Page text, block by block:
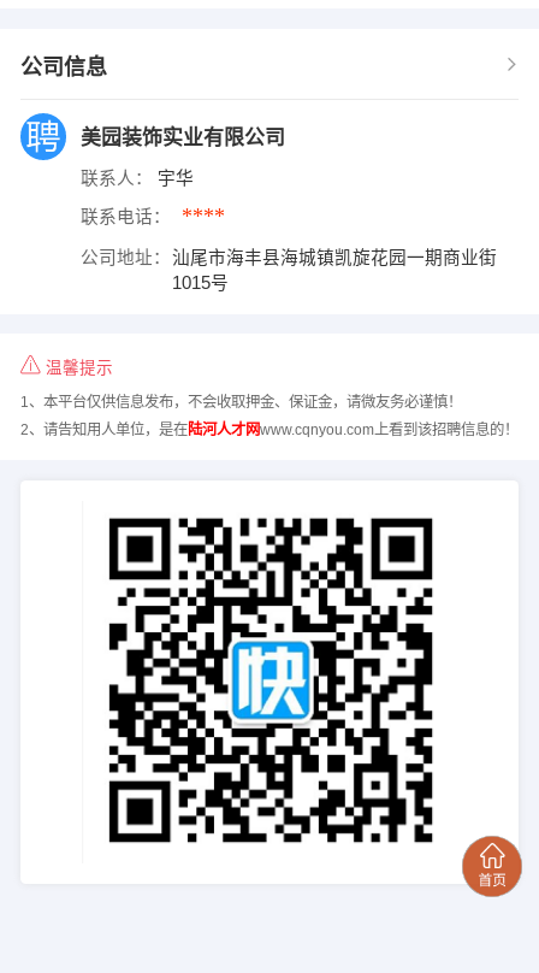
公司信息
美园装饰实业有限公司
联系人： 宇华
联系电话： ****
公司地址：
汕尾市海丰县海城镇凯旋花园一期商业街
1015号
温馨提示
1、本平台仅供信息发布，不会收取押金、保证金，请微友务必谨慎！
2、请告知用人单位，是在陆河人才网www.cqnyou.com上看到该招聘信息的！